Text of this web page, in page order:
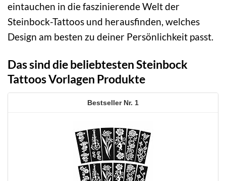
eintauchen in die faszinierende Welt der
Steinbock-Tattoos und herausfinden, welches
Design am besten zu deiner Persönlichkeit passt.
Das sind die beliebtesten Steinbock
Tattoos Vorlagen Produkte
1